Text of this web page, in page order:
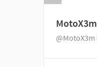
MotoX3m
@MotoX3m